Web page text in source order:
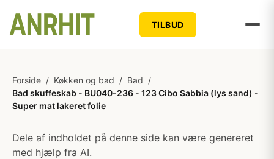
TILBUD
Forside / Køkken og bad / Bad /
Bad skuffeskab - BU040-236 - 123 Cibo Sabbia (lys sand) -
Super mat lakeret folie
Dele af indholdet på denne side kan være genereret
med hjælp fra AI.